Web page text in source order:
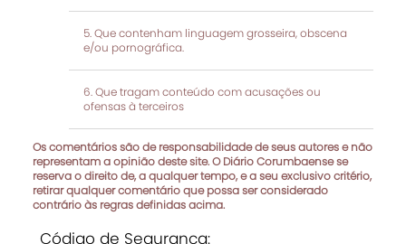
Que contenham linguagem grosseira, obscena
e/ou pornográfica.
Que tragam conteúdo com acusações ou
ofensas à terceiros
Os comentários são de responsabilidade de seus autores e não
representam a opinião deste site. O Diário Corumbaense se
reserva o direito de, a qualquer tempo, e a seu exclusivo critério,
retirar qualquer comentário que possa ser considerado
contrário às regras definidas acima.
Código de Segurança: